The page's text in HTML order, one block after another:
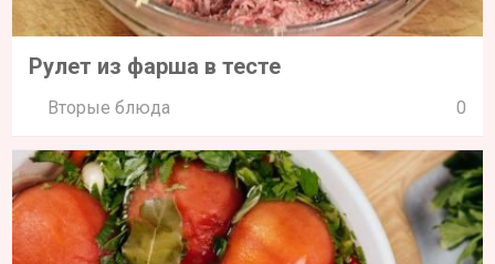
Рулет из фарша в тесте
Вторые блюда 0